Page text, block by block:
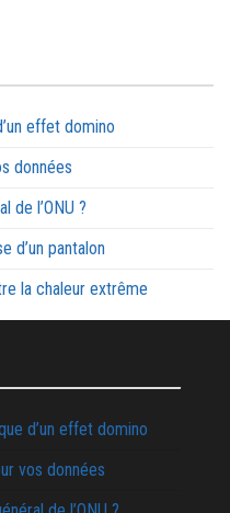
effet domino
données
de l’ONU ?
d’un pantalon
la chaleur extrême
d’un effet domino
vos données